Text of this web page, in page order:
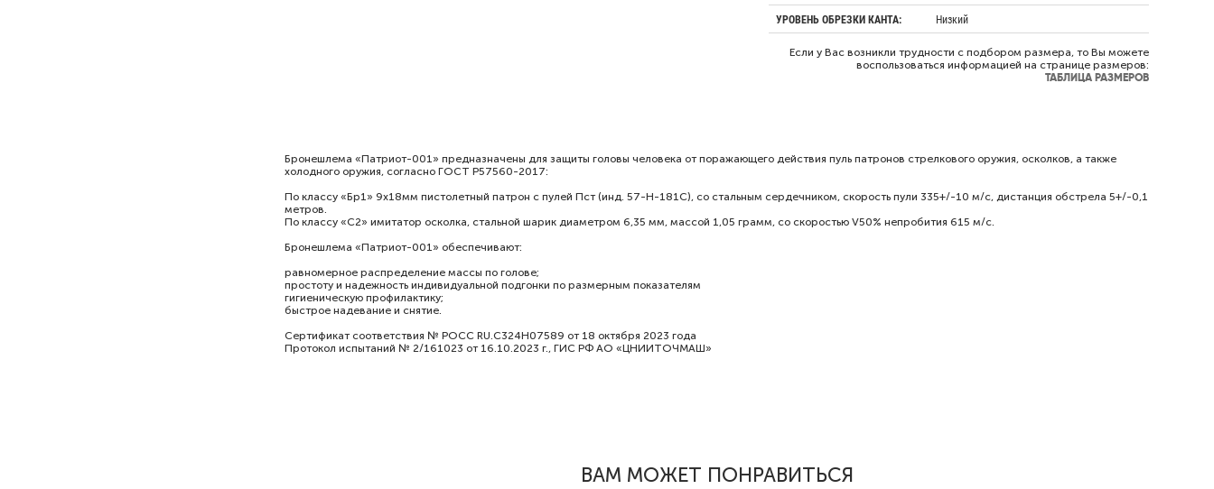
УРОВЕНЬ ОБРЕЗКИ КАНТА:
Низкий
Если у Вас возникли трудности с подбором размера, то Вы можете
воспользоваться информацией на странице размеров:
ТАБЛИЦА РАЗМЕРОВ
Бронешлема «Патриот-001» предназначены для защи­ты головы человека от поражающего действия пуль патронов стрелкового оружия, осколков, а также
холодного оружия, согласно ГОСТ Р57560-2017:
По классу «Бр1» 9х18мм пистолетный патрон с пулей Пст (инд. 57-Н-181С), со стальным сердечником, скорость пули 335+/-10 м/с, дистанция обстрела 5+/-0,1
метров.
По классу «С2» имитатор осколка, стальной шарик диаметром 6,35 мм, массой 1,05 грамм, со скоростью V50% непробития 615 м/с.
Бронешлема «Патриот-001» обеспечивают:
равномерное распределение массы по голове;
простоту и надежность индивидуальной подгонки по размерным показате­лям
гигиеническую профилактику;
быстрое надевание и снятие.
Сертификат соответствия № РОСС RU.C324H07589 от 18 октября 2023 года
Протокол испытаний № 2/161023 от 16.10.2023 г., ГИС РФ АО «ЦНИИТОЧМАШ»
ВАМ МОЖЕТ ПОНРАВИТЬСЯ